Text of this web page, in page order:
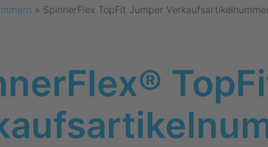
» SpinnerFlex TopFit Jumper